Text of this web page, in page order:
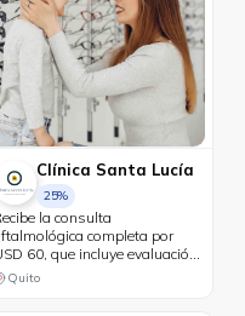
Clínica Santa Lucía
25%
la consulta
completa por
60, que incluye evaluación
Maya sin costo. 25% de
en lentes oftálmicos
Quito